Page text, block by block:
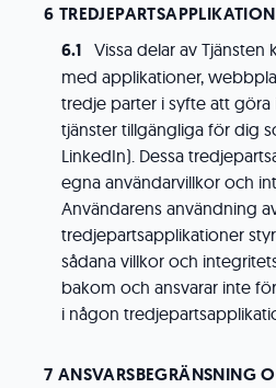
Vissa delar av Tjänsten
med applikationer,
tredje parter i syfte att
tjänster tillgängliga för dig
LinkedIn). Dessa
egna användarvillkor och
Användarens användning
tredjepartsapplikationer
sådana villkor och
bakom och ansvarar inte
i någon
ANSVARSBEGRÄNSNING